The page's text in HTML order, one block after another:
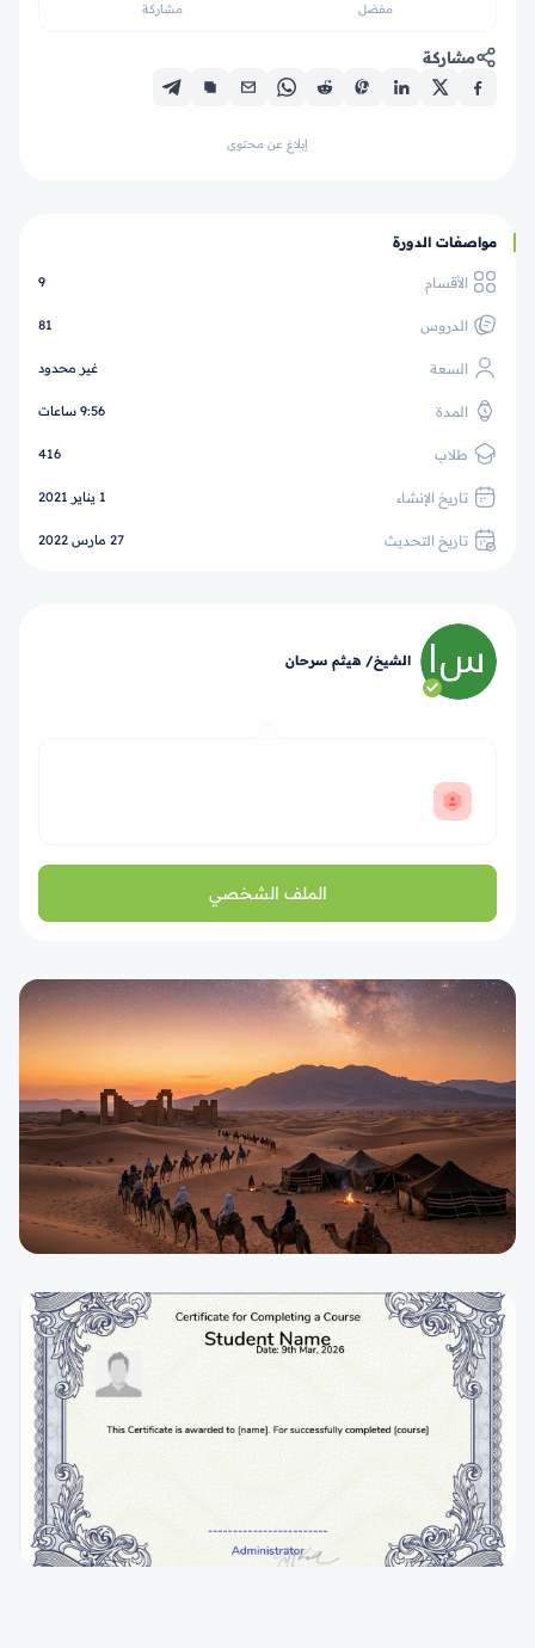
مفضل مشاركة
مشاركة
إبلاغ عن محتوى
مواصفات الدورة
الأقسام 9
الدروس 81
السعة غير محدود
المدة 9:56 ساعات
طلاب 416
تاريخ الإنشاء 1 يناير 2021
تاريخ التحديث 27 مارس 2022
الشيخ/ هيثم سرحان
الملف الشخصي